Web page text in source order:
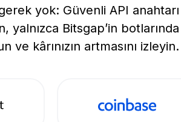
yok: Güvenli API
yalnızca Bitsgap’in
ve kârınızın artmasını izleyin.